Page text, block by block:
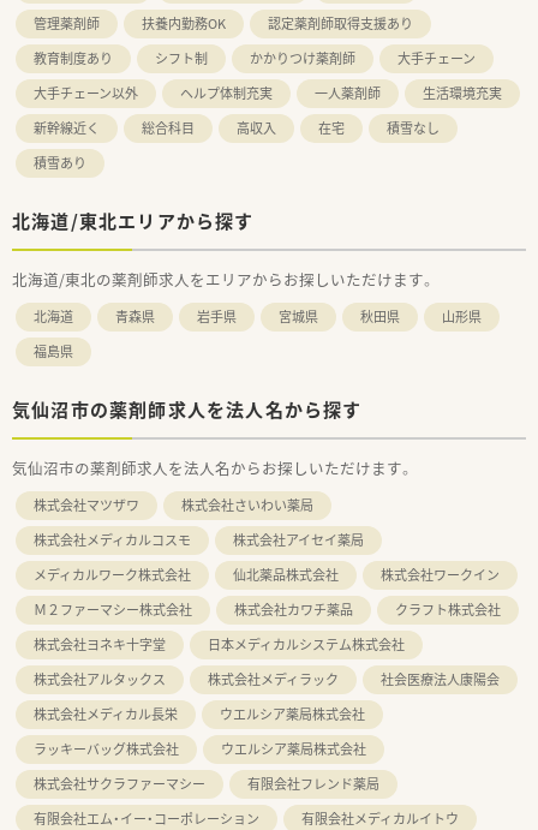
管理薬剤師
扶養内勤務OK
認定薬剤師取得支援あり
教育制度あり
シフト制 かかりつけ薬剤師
大手チェーン
大手チェーン以外
ヘルプ体制充実 一人薬剤師
生活環境充実
新幹線近く
総合科目 高収入 在宅
積雪なし
積雪あり
北海道/東北エリアから探す
北海道/東北の薬剤師求人をエリアからお探しいただけます。
北海道 青森県 岩手県 宮城県 秋田県
山形県
福島県
気仙沼市の薬剤師求人を法人名から探す
気仙沼市の薬剤師求人を法人名からお探しいただけます。
株式会社マツザワ
株式会社さいわい薬局
株式会社メディカルコスモ
株式会社アイセイ薬局
メディカルワーク株式会社
仙北薬品株式会社
株式会社ワークイン
Ｍ２ファーマシー株式会社
株式会社カワチ薬品
クラフト株式会社
株式会社ヨネキ十字堂
日本メディカルシステム株式会社
株式会社アルタックス
株式会社メディラック
社会医療法人康陽会
株式会社メディカル長栄
ウエルシア薬局株式会社
ラッキーバッグ株式会社
ウエルシア薬局株式会社
株式会社サクラファーマシー
有限会社フレンド薬局
有限会社エム・イー・コーポレーション
有限会社メディカルイトウ